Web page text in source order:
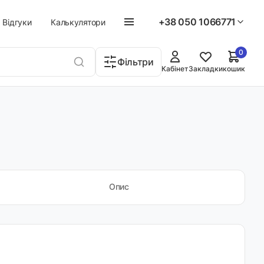
Відгуки Калькулятори +38 050 1066771
Фільтри
КабінетЗакладкикошик
0
Опис